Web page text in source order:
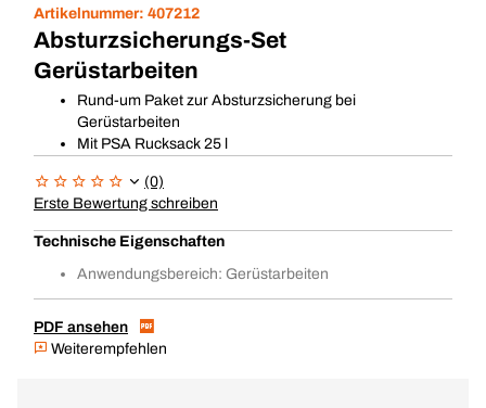
Artikelnummer: 407212
Absturzsicherungs-Set
Gerüstarbeiten
Rund-um Paket zur Absturzsicherung bei
Gerüstarbeiten
Mit PSA Rucksack 25 l
(0)
Erste Bewertung schreiben
Technische Eigenschaften
Anwendungsbereich: Gerüstarbeiten
PDF ansehen
Weiterempfehlen